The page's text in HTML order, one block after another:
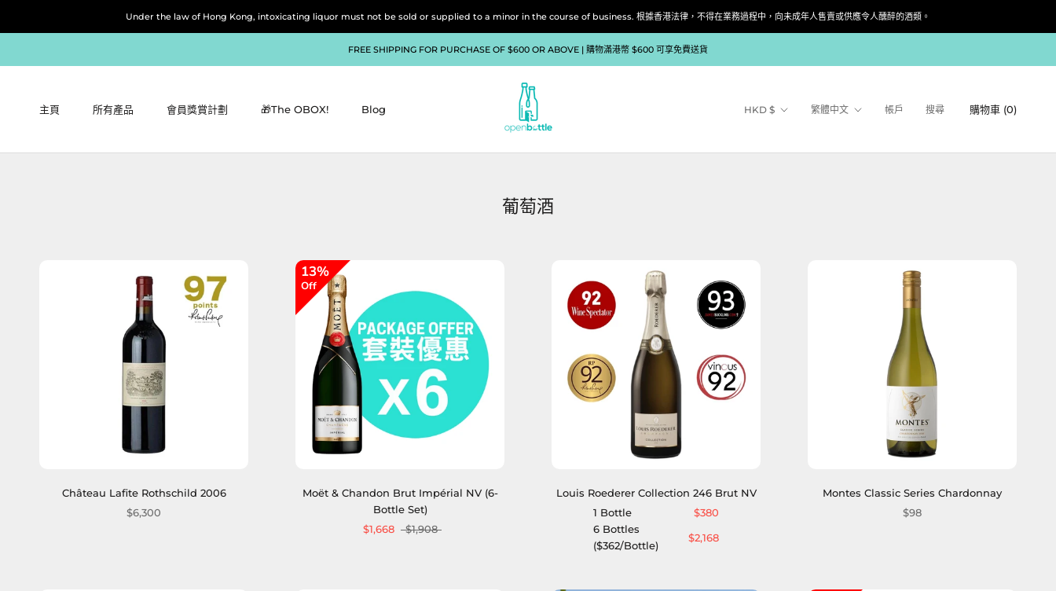
容
Under the law of Hong Kong, intoxicating liquor must not be sold or supplied to a minor in the course of business. 根據香港法律，不得在業務過程中，向未成年人售賣或供應令人醺醉的酒類。
FREE SHIPPING FOR PURCHASE OF $600 OR ABOVE | 購物滿港幣 $600 可享免費送貨
主頁 所有產品 會員獎賞計劃 🎁The OBOX! Blog
貨
HKD $
語
繁體中文 帳戶 搜尋 購物車 (0)
葡萄酒
Château Lafite Rothschild 2006
$6,300
13%
Off
Moët & Chandon Brut Impérial NV (6-
Bottle Set)
$1,668
$1,908
Louis Roederer Collection 246 Brut NV
1 Bottle
$380
6 Bottles
($362/Bottle)
$2,168
Montes Classic Series Chardonnay
$98